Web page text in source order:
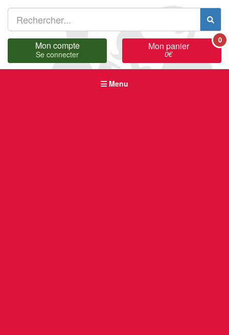
Mon compte
Se connecter
Mon panier
0€
0
Menu